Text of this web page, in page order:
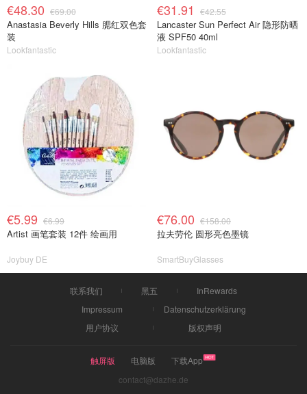
€48.30 €69.00
Anastasia Beverly Hills 腮红双色套
装
Lookfantastic
€31.91 €42.55
Lancaster Sun Perfect Air 隐形防晒
液 SPF50 40ml
Lookfantastic
€5.99 €6.99
Artist 画笔套装 12件 绘画用
Joybuy DE
€76.00 €158.00
拉夫劳伦 圆形亮色墨镜
SmartBuyGlasses
联系我们 黑五
InRewards
Impressum
Datenschutzerklärung
用户协议
版权声明
触屏版 电脑版
下载App
contact@dazhe.de